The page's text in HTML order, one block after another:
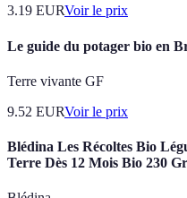
3.19 EURVoir le prix
Le guide du potager bio en
Terre vivante GF
9.52 EURVoir le prix
Blédina Les Récoltes Bio
Terre Dès 12 Mois Bio 230